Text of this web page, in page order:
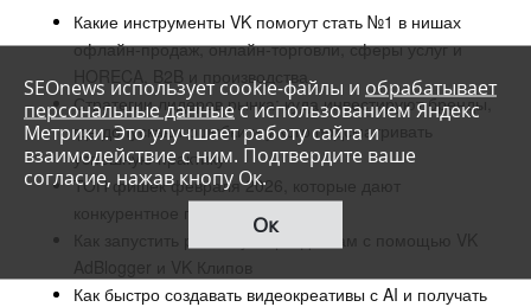
Какие инструменты VK помогут стать №1 в нишах
офлайн-продаж, онлайн-торговли, сферы услуг и
HORECA, B2B и производства
Стратегии лидеров рынка: куда инвестируют бренды,
где допускают ошибки и у кого подсматривать
успешную практику
ТОП фишек февраля 2026, которые дают
конкурентное преимущество
Как запустить рекламу к праздникам с помощью VK
Как быстро создавать видеокреативы с AI и получать
SEOnews использует cookie-файлы и обрабатывает
персональные данныес использованием Яндекс
Метрики. Это улучшает работу сайта и
взаимодействие с ним. Подтвердите ваше
согласие, нажав кнопу Ок.
Ок